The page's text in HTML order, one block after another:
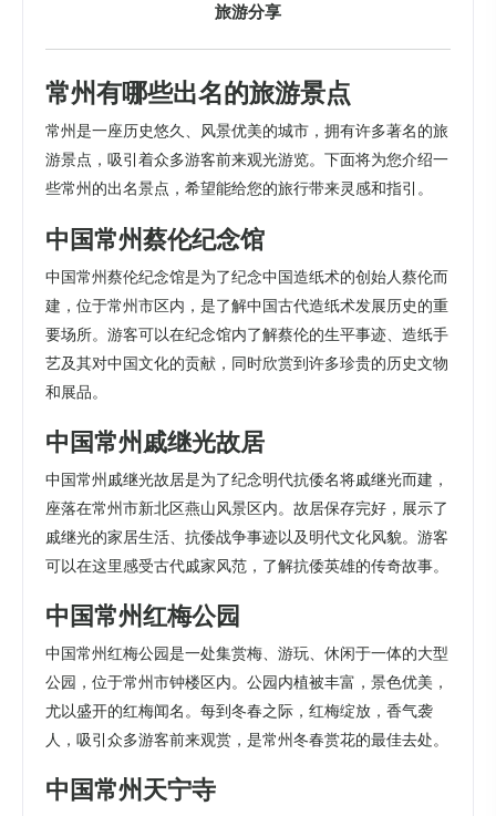
旅游分享
常州有哪些出名的旅游景点
常州是一座历史悠久、风景优美的城市，拥有许多著名的旅
游景点，吸引着众多游客前来观光游览。下面将为您介绍一
些常州的出名景点，希望能给您的旅行带来灵感和指引。
中国常州蔡伦纪念馆
中国常州蔡伦纪念馆是为了纪念中国造纸术的创始人蔡伦而
建，位于常州市区内，是了解中国古代造纸术发展历史的重
要场所。游客可以在纪念馆内了解蔡伦的生平事迹、造纸手
艺及其对中国文化的贡献，同时欣赏到许多珍贵的历史文物
和展品。
中国常州戚继光故居
中国常州戚继光故居是为了纪念明代抗倭名将戚继光而建，
座落在常州市新北区燕山风景区内。故居保存完好，展示了
戚继光的家居生活、抗倭战争事迹以及明代文化风貌。游客
可以在这里感受古代戚家风范，了解抗倭英雄的传奇故事。
中国常州红梅公园
中国常州红梅公园是一处集赏梅、游玩、休闲于一体的大型
公园，位于常州市钟楼区内。公园内植被丰富，景色优美，
尤以盛开的红梅闻名。每到冬春之际，红梅绽放，香气袭
人，吸引众多游客前来观赏，是常州冬春赏花的最佳去处。
中国常州天宁寺